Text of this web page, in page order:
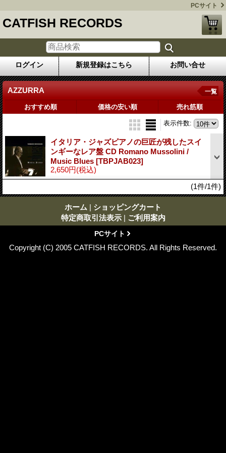
PCサイト
CATFISH RECORDS
ログイン 新規登録はこちら お問い合せ
AZZURRA 一覧
おすすめ順 価格の安い順 売れ筋順
表示件数:
イタリア・ジャズピアノの巨匠が残したスイ
ンギーなレア盤 CD Romano Mussolini /
Music Blues [TBPJAB023]
2,650円(税込)
(1件/1件)
ホーム | ショッピングカート
特定商取引法表示 | ご利用案内
PCサイト
Copyright (C) 2005 CATFISH RECORDS. All Rights Reserved.